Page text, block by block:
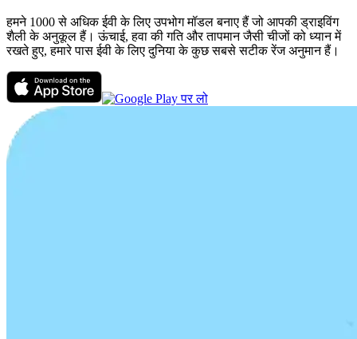
हमने 1000 से अधिक ईवी के लिए उपभोग मॉडल बनाए हैं जो आपकी ड्राइविंग
शैली के अनुकूल हैं। ऊंचाई, हवा की गति और तापमान जैसी चीजों को ध्यान में
रखते हुए, हमारे पास ईवी के लिए दुनिया के कुछ सबसे सटीक रेंज अनुमान हैं।